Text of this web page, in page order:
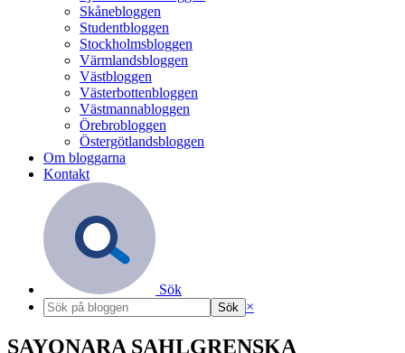
Skånebloggen
Studentbloggen
Stockholmsbloggen
Värmlandsbloggen
Västbloggen
Västerbottenbloggen
Västmannabloggen
Örebrobloggen
Östergötlandsbloggen
Om bloggarna
Kontakt
Sök
×
SAYONARA SAHLGRENSKA